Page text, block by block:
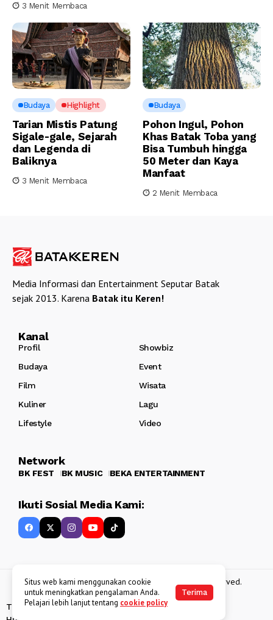
3 Menit Membaca
Budaya Highlight
Tarian Mistis Patung
Sigale-gale, Sejarah
dan Legenda di
Baliknya
3 Menit Membaca
Budaya
Pohon Ingul, Pohon
Khas Batak Toba yang
Bisa Tumbuh hingga
50 Meter dan Kaya
Manfaat
2 Menit Membaca
Media Informasi dan Entertainment Seputar Batak
sejak 2013. Karena Batak itu Keren!
Kanal
Profil
Showbiz
Budaya
Event
Film
Wisata
Kuliner
Lagu
Lifestyle
Video
Network
BK FEST BK MUSIC BEKA ENTERTAINMENT
Ikuti Sosial Media Kami:
Copyright 2013 - 2025BATAKKEREN . All rights reserved.
Tentang Kami Kebijakan Data Pribadi
Disclaimer
Situs web kami menggunakan cookie
untuk meningkatkan pengalaman Anda.
Pelajari lebih lanjut tentang cookie policy
Terima